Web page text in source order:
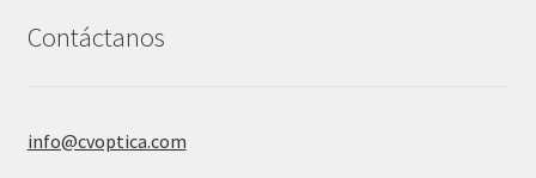
Contáctanos
info@cvoptica.com